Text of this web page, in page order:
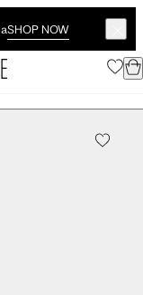
SHOP NOW